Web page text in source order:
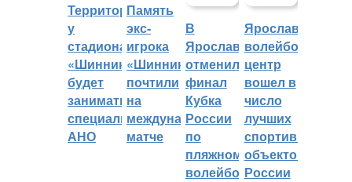
Территорией
у
стадиона
«Шинник»
будет
заниматься
специальное
АНО
Память
экс-
игрока
«Шинника»
почтили
на
международном
матче
В
Ярославле
отменили
финал
Кубка
России
по
пляжному
волейболу
Ярославский
волейбольный
центр
вошел в
число
лучших
спортивных
объектов
России